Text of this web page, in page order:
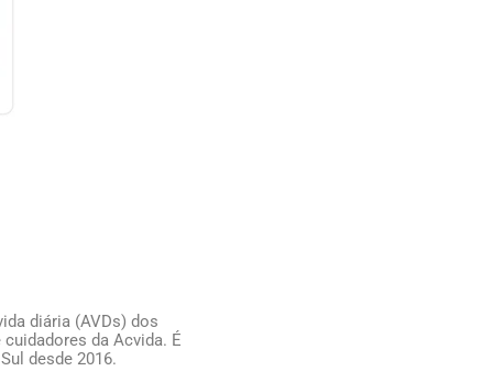
diária (AVDs) dos
da Acvida. É
desde 2016.